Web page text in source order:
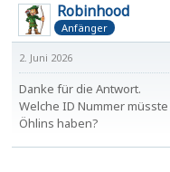
Robinhood
Anfänger
2. Juni 2026
Danke für die Antwort.
Welche ID Nummer
Öhlins haben?